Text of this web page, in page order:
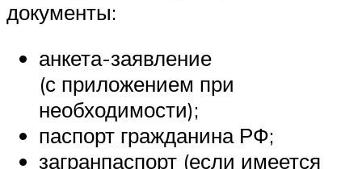
документы:
анкета-заявление
(с приложением при
необходимости);
паспорт гражданина РФ;
загранпаспорт (если имеется